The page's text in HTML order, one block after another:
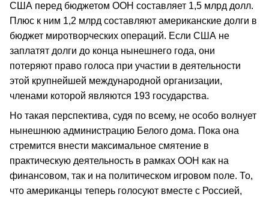
США перед бюджетом ООН составляет 1,5 млрд долл.
Плюс к ним 1,2 млрд составляют американские долги в
бюджет миротворческих операций. Если США не
заплатят долги до конца нынешнего года, они
потеряют право голоса при участии в деятельности
этой крупнейшей международной организации,
членами которой являются 193 государства.
Но такая перспектива, судя по всему, не особо волнует
нынешнюю администрацию Белого дома. Пока она
стремится внести максимальное смятение в
практическую деятельность в рамках ООН как на
финансовом, так и на политическом игровом поле. То,
что американцы теперь голосуют вместе с Россией,